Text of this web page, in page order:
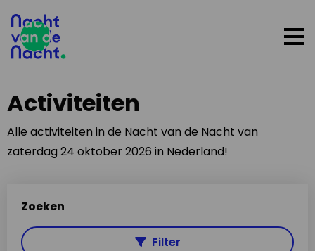
Activiteiten
Alle activiteiten in de Nacht van de Nacht van
zaterdag 24 oktober 2026 in Nederland!
Zoeken
Filter